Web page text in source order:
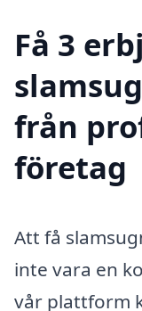
Få 3
från
företag
Att få
inte vara en
vår plattform